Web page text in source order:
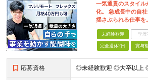
一気通貫のスタイ
化。 急成長中の自
揺さぶられる仕事を
未経験歓迎 学歴
完全週休2日 賞与
応募資格